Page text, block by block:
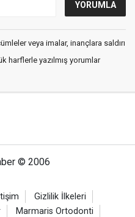
veya imalar, inançlara saldırı
harflerle yazılmış yorumlar
© 2006
Gizlilik İlkeleri
Marmaris Ortodonti